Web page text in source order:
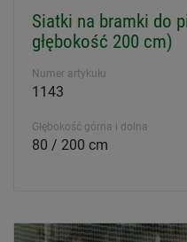
Siatki na bramki do
głębokość 200 cm)
Numer artykułu
1143
Głębokość górna i dolna
80 / 200 cm